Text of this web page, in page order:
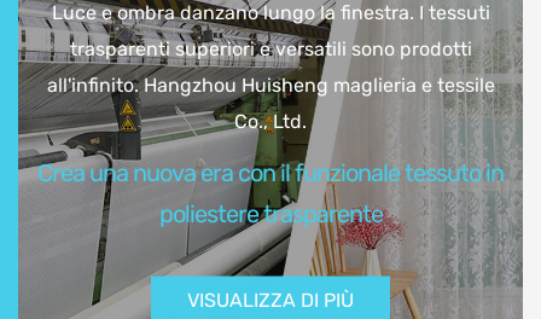
Luce e ombra danzano lungo la finestra. I tessuti
trasparenti superiori e versatili sono prodotti
all'infinito. Hangzhou Huisheng maglieria e tessile
Co., Ltd.
Crea una nuova era con il funzionale tessuto in
poliestere trasparente
VISUALIZZA DI PIÙ